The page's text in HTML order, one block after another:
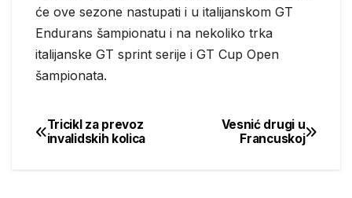
će ove sezone nastupati i u italijanskom GT
Endurans šampionatu i na nekoliko trka
italijanske GT sprint serije i GT Cup Open
šampionata.
Post
Vesnić drugi u
Francuskoj
Tricikl za prevoz
invalidskih kolica